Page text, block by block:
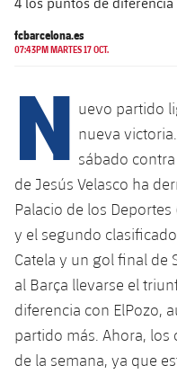
plusicon
más
Instalaciones
Spotify Camp Nou
Palau Blaugrana
Estadi Johan Cruyff
fcbarcelona.es
07:43PM MARTES 17 OCT.
N uevo partido
nueva
sábado
de Jesús Velasco ha
Palacio de los
y el segundo
Catela y un gol final de
al Barça llevarse el
diferencia con ElPozo,
partido más. Ahora,
de la semana, ya que